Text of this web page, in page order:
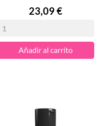
Precio
23,09 €
Añadir al carrito